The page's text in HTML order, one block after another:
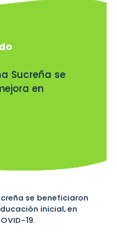
Sucreña se
en
se beneficiaron
inicial, en
19.